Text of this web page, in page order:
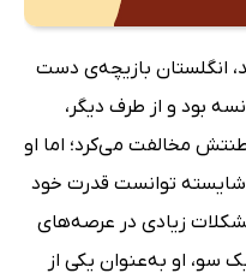
انگلستان بازیچه‌ی دست
بود و از طرف دیگر،
مخالفت می‌کرد؛ اما او
شایسته توانست قدرت خود
مشکلات زیادی در عرصه‌های
سو، او به‌عنوان یکی از